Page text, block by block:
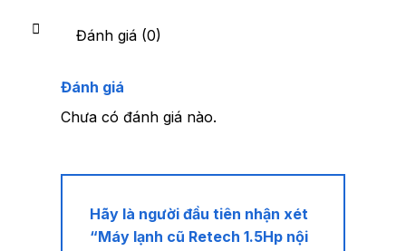
Đánh giá (0)
Đánh giá
Chưa có đánh giá nào.
Hãy là người đầu tiên nhận xét
“Máy lạnh cũ Retech 1.5Hp nội